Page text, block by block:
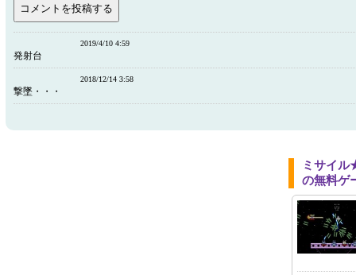
2019/4/10 4:59
発射台
2018/12/14 3:58
撃墜・・・
ミサイ
の無料ゲ